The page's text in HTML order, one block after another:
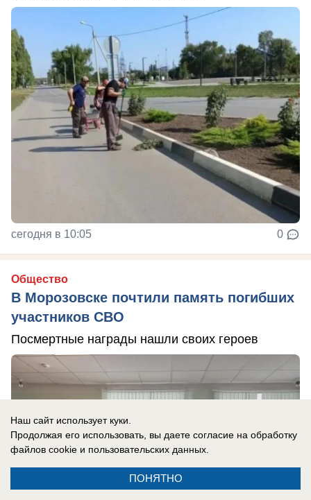
сегодня в 10:05 0
Общество
В Морозовске почтили память погибших
участников СВО
Посмертные награды нашли своих героев
Наш сайт использует куки.
Продолжая его использовать, вы даете согласие на обработку
файлов cookie и пользовательских данных.
ПОНЯТНО